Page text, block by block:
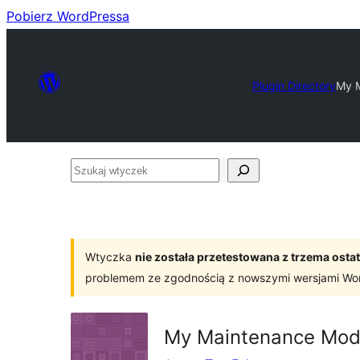
Pobierz WordPressa
Plugin DirectoryMy
Szukaj
Wtyczka nie została przetestowana z trzema
problemem ze zgodnością z nowszymi wersjami
My Maintenance